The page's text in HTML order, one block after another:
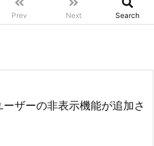
Prev Next Search
ーザーの非表示機能が追加さ